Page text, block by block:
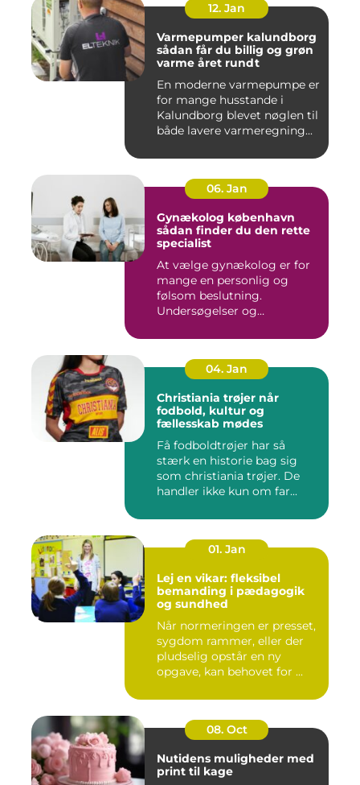
12. Jan
Varmepumper kalundborg
sådan får du billig og grøn
varme året rundt
En moderne varmepumpe er
for mange husstande i
Kalundborg blevet nøglen til
både lavere varmeregning...
06. Jan
Gynækolog københavn
sådan finder du den rette
specialist
At vælge gynækolog er for
mange en personlig og
følsom beslutning.
Undersøgelser og
04. Jan
Christiania trøjer når
fodbold, kultur og
fællesskab mødes
Få fodboldtrøjer har så
stærk en historie bag sig
som christiania trøjer. De
handler ikke kun om far...
01. Jan
Lej en vikar: fleksibel
bemanding i pædagogik
og sundhed
Når normeringen er presset,
sygdom rammer, eller der
pludselig opstår en ny
opgave, kan behovet for ...
08. Oct
Nutidens muligheder med
print til kage